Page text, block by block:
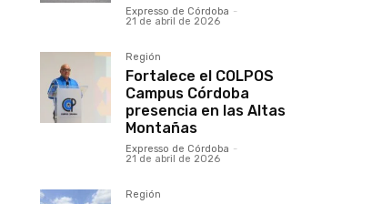
Expresso de Córdoba -
21 de abril de 2026
Región
Fortalece el COLPOS
Campus Córdoba
presencia en las Altas
Montañas
Expresso de Córdoba -
21 de abril de 2026
Región